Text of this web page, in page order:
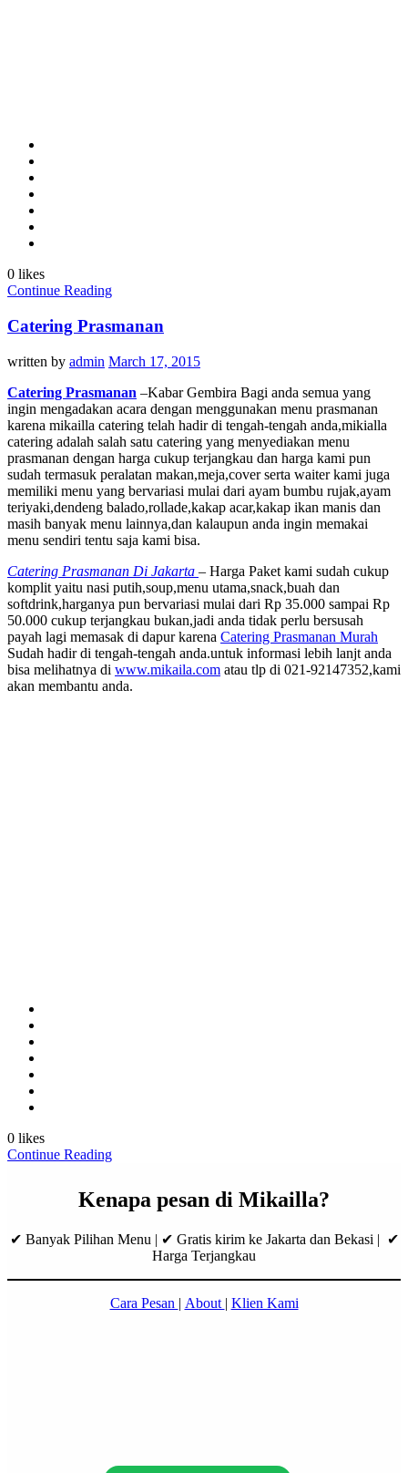
0 likes
Continue Reading
Catering Prasmanan
written by admin March 17, 2015
Catering Prasmanan –Kabar Gembira Bagi anda semua yang
ingin mengadakan acara dengan menggunakan menu prasmanan
karena mikailla catering telah hadir di tengah-tengah anda,mikialla
catering adalah salah satu catering yang menyediakan menu
prasmanan dengan harga cukup terjangkau dan harga kami pun
sudah termasuk peralatan makan,meja,cover serta waiter kami juga
memiliki menu yang bervariasi mulai dari ayam bumbu rujak,ayam
teriyaki,dendeng balado,rollade,kakap acar,kakap ikan manis dan
masih banyak menu lainnya,dan kalaupun anda ingin memakai
menu sendiri tentu saja kami bisa.
Catering Prasmanan Di Jakarta – Harga Paket kami sudah cukup
komplit yaitu nasi putih,soup,menu utama,snack,buah dan
softdrink,harganya pun bervariasi mulai dari Rp 35.000 sampai Rp
50.000 cukup terjangkau bukan,jadi anda tidak perlu bersusah
payah lagi memasak di dapur karena Catering Prasmanan Murah
Sudah hadir di tengah-tengah anda.untuk informasi lebih lanjt anda
bisa melihatnya di www.mikaila.com atau tlp di 021-92147352,kami
akan membantu anda.
0 likes
Continue Reading
Kenapa pesan di Mikailla?
✔ Banyak Pilihan Menu | ✔ Gratis kirim ke Jakarta dan Bekasi | ✔
Harga Terjangkau
Cara Pesan | About | Klien Kami